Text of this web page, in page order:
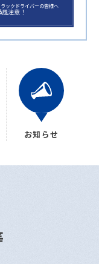
ラックドライバーの皆様へ
風注意！
お知らせ